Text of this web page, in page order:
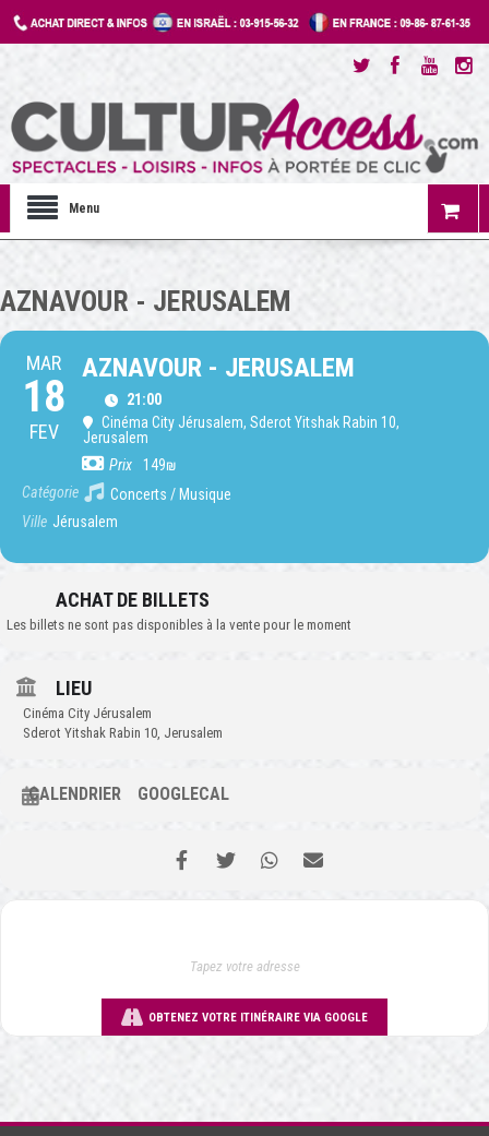
Menu
AZNAVOUR - JERUSALEM
MAR
18
FEV
AZNAVOUR - JERUSALEM
21:00
Cinéma City Jérusalem, Sderot Yitshak Rabin 10,
Jerusalem
Prix
149₪
Catégorie
Concerts / Musique
Ville Jérusalem
ACHAT DE BILLETS
Les billets ne sont pas disponibles à la vente pour le moment
LIEU
Cinéma City Jérusalem
Sderot Yitshak Rabin 10, Jerusalem
CALENDRIER GOOGLECAL
OBTENEZ VOTRE ITINÉRAIRE VIA GOOGLE